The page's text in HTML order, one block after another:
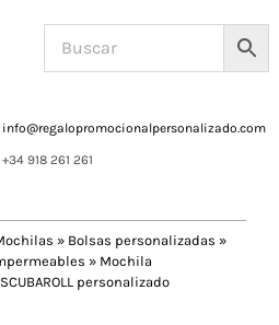
info@regalopromocionalpersonalizado.com
+34 918 261 261
» Bolsas personalizadas »
» Mochila
personalizado